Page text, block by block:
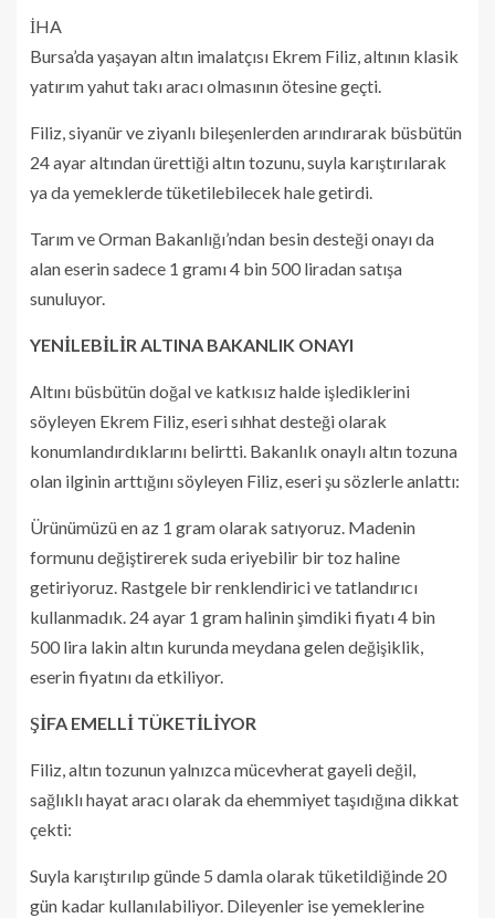
İHA
Bursa’da yaşayan altın imalatçısı Ekrem Filiz, altının klasik
yatırım yahut takı aracı olmasının ötesine geçti.
Filiz, siyanür ve ziyanlı bileşenlerden arındırarak büsbütün
24 ayar altından ürettiği altın tozunu, suyla karıştırılarak
ya da yemeklerde tüketilebilecek hale getirdi.
Tarım ve Orman Bakanlığı’ndan besin desteği onayı da
alan eserin sadece 1 gramı 4 bin 500 liradan satışa
sunuluyor.
YENİLEBİLİR ALTINA BAKANLIK ONAYI
Altını büsbütün doğal ve katkısız halde işlediklerini
söyleyen Ekrem Filiz, eseri sıhhat desteği olarak
konumlandırdıklarını belirtti. Bakanlık onaylı altın tozuna
olan ilginin arttığını söyleyen Filiz, eseri şu sözlerle anlattı:
Ürünümüzü en az 1 gram olarak satıyoruz. Madenin
formunu değiştirerek suda eriyebilir bir toz haline
getiriyoruz. Rastgele bir renklendirici ve tatlandırıcı
kullanmadık. 24 ayar 1 gram halinin şimdiki fiyatı 4 bin
500 lira lakin altın kurunda meydana gelen değişiklik,
eserin fiyatını da etkiliyor.
ŞİFA EMELLİ TÜKETİLİYOR
Filiz, altın tozunun yalnızca mücevherat gayeli değil,
sağlıklı hayat aracı olarak da ehemmiyet taşıdığına dikkat
çekti:
Suyla karıştırılıp günde 5 damla olarak tüketildiğinde 20
gün kadar kullanılabiliyor. Dileyenler ise yemeklerine